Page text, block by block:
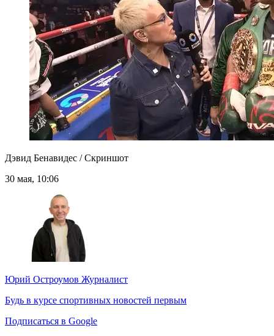
Дэвид Бенавидес / Скриншот
30 мая, 10:06
Юрий Остроумов Журналист
Будь в курсе спортивных новостей первым
Подписаться в Google